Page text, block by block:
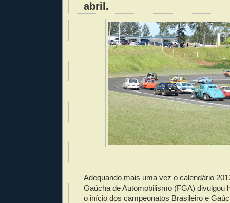
abril.
Adequando mais uma vez o calendário
Gaúcha de Automobilismo (FGA) divulgou
o início dos campeonatos Brasileiro e